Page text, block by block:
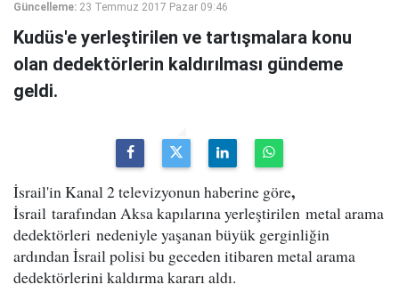
Güncelleme: 23 Temmuz 2017 Pazar 09:46
Kudüs'e yerleştirilen ve tartışmalara konu
olan dedektörlerin kaldırılması gündeme
geldi.
İsrail'in Kanal 2 televizyonun haberine göre,
İsrail tarafından Aksa kapılarına yerleştirilen metal arama
dedektörleri nedeniyle yaşanan büyük gerginliğin
ardından İsrail polisi bu geceden itibaren metal arama
dedektörlerini kaldırma kararı aldı.